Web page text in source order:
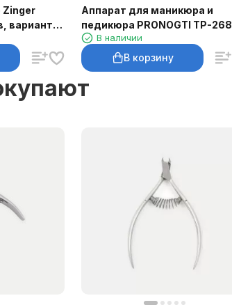
варианты
Аппарат для маникюра и
педикюра PRONOGTI TP-268,
26 000 об/мин
В наличии
В корзину